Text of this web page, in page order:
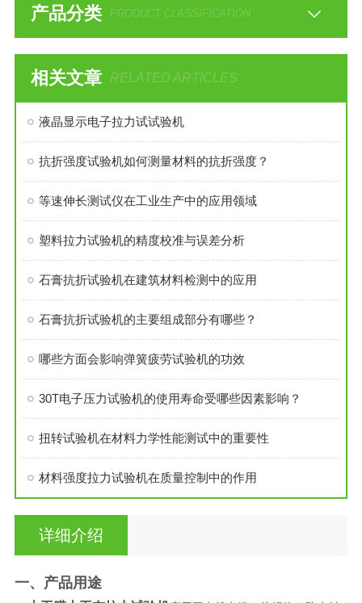
产品分类 PRODUCT CLASSIFICATION
相关文章 RELATED ARTICLES
液晶显示电子拉力试试验机
抗折强度试验机如何测量材料的抗折强度？
等速伸长测试仪在工业生产中的应用领域
塑料拉力试验机的精度校准与误差分析
石膏抗折试验机在建筑材料检测中的应用
石膏抗折试验机的主要组成部分有哪些？
哪些方面会影响弹簧疲劳试验机的功效
30T电子压力试验机的使用寿命受哪些因素影响？
扭转试验机在材料力学性能测试中的重要性
材料强度拉力试验机在质量控制中的作用
详细介绍
一、产品用途